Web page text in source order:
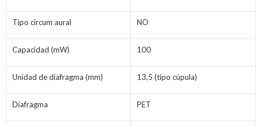
Tipo circum aural NO
Capacidad (mW) 100
Unidad de diafragma (mm) 13,5 (tipo cúpula)
Diafragma PET